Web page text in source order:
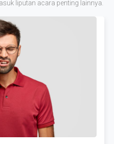
liputan acara penting lainnya.